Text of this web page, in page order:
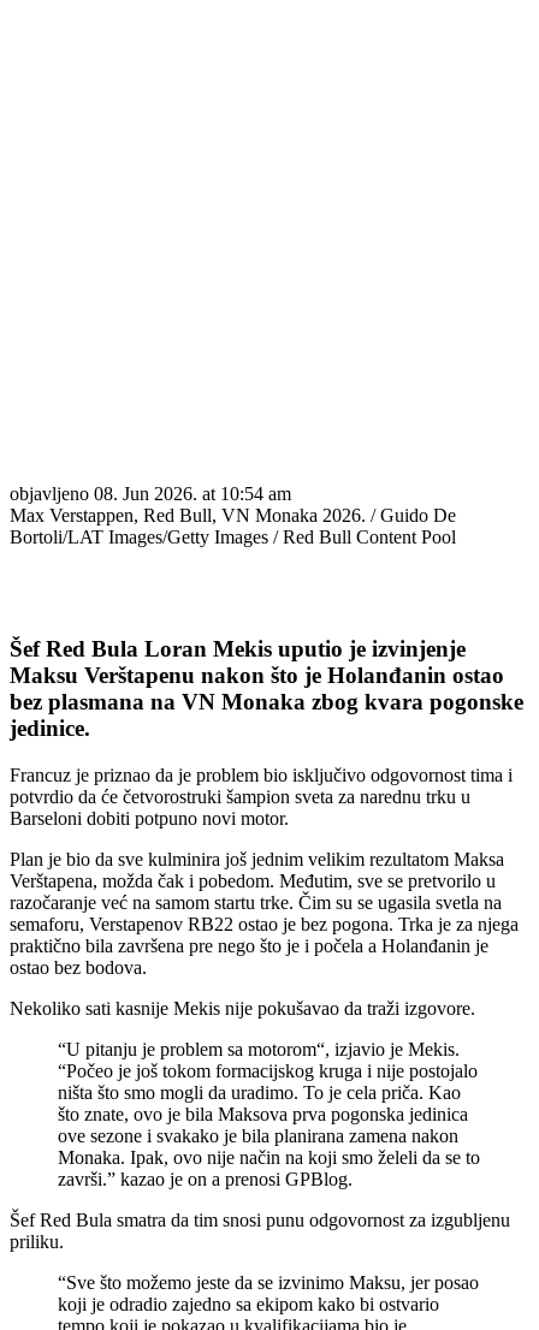
objavljeno 08. Jun 2026. at 10:54 am
Max Verstappen, Red Bull, VN Monaka 2026. / Guido De
Bortoli/LAT Images/Getty Images / Red Bull Content Pool
Šef Red Bula Loran Mekis uputio je izvinjenje
Maksu Verštapenu nakon što je Holanđanin ostao
bez plasmana na VN Monaka zbog kvara pogonske
jedinice.
Francuz je priznao da je problem bio isključivo odgovornost tima i
potvrdio da će četvorostruki šampion sveta za narednu trku u
Barseloni dobiti potpuno novi motor.
Plan je bio da sve kulminira još jednim velikim rezultatom Maksa
Verštapena, možda čak i pobedom. Međutim, sve se pretvorilo u
razočaranje već na samom startu trke. Čim su se ugasila svetla na
semaforu, Verstapenov RB22 ostao je bez pogona. Trka je za njega
praktično bila završena pre nego što je i počela a Holanđanin je
ostao bez bodova.
Nekoliko sati kasnije Mekis nije pokušavao da traži izgovore.
“U pitanju je problem sa motorom“, izjavio je Mekis.
“Počeo je još tokom formacijskog kruga i nije postojalo
ništa što smo mogli da uradimo. To je cela priča. Kao
što znate, ovo je bila Maksova prva pogonska jedinica
ove sezone i svakako je bila planirana zamena nakon
Monaka. Ipak, ovo nije način na koji smo želeli da se to
završi.” kazao je on a prenosi GPBlog.
Šef Red Bula smatra da tim snosi punu odgovornost za izgubljenu
priliku.
“Sve što možemo jeste da se izvinimo Maksu, jer posao
koji je odradio zajedno sa ekipom kako bi ostvario
tempo koji je pokazao u kvalifikacijama bio je